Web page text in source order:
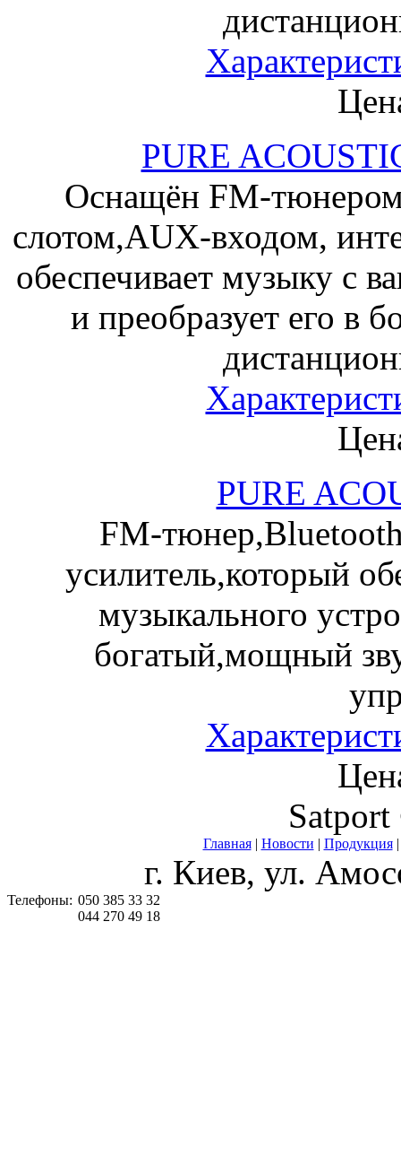
PURE
Оснащён FM-
слотом,AUX-входом,
обеспечивает музыку с
и преобразует его в
PURE
FM-
усилитель,который
музыкального
богатый,мощный
Главная| Новости | Продукция
г. Киев, ул.
Телефоны: 050 385 33 32
044 270 49 18